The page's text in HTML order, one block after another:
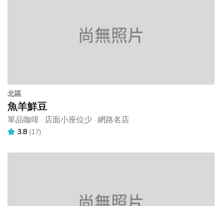
北區
魚羊鮮豆
單品咖啡 · 店面小座位少 · 網路名店
3.8 (17)